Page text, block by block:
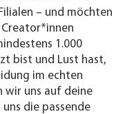
– und möchten
1.000
bist und Lust hast,
im echten
wir uns auf deine
die passende